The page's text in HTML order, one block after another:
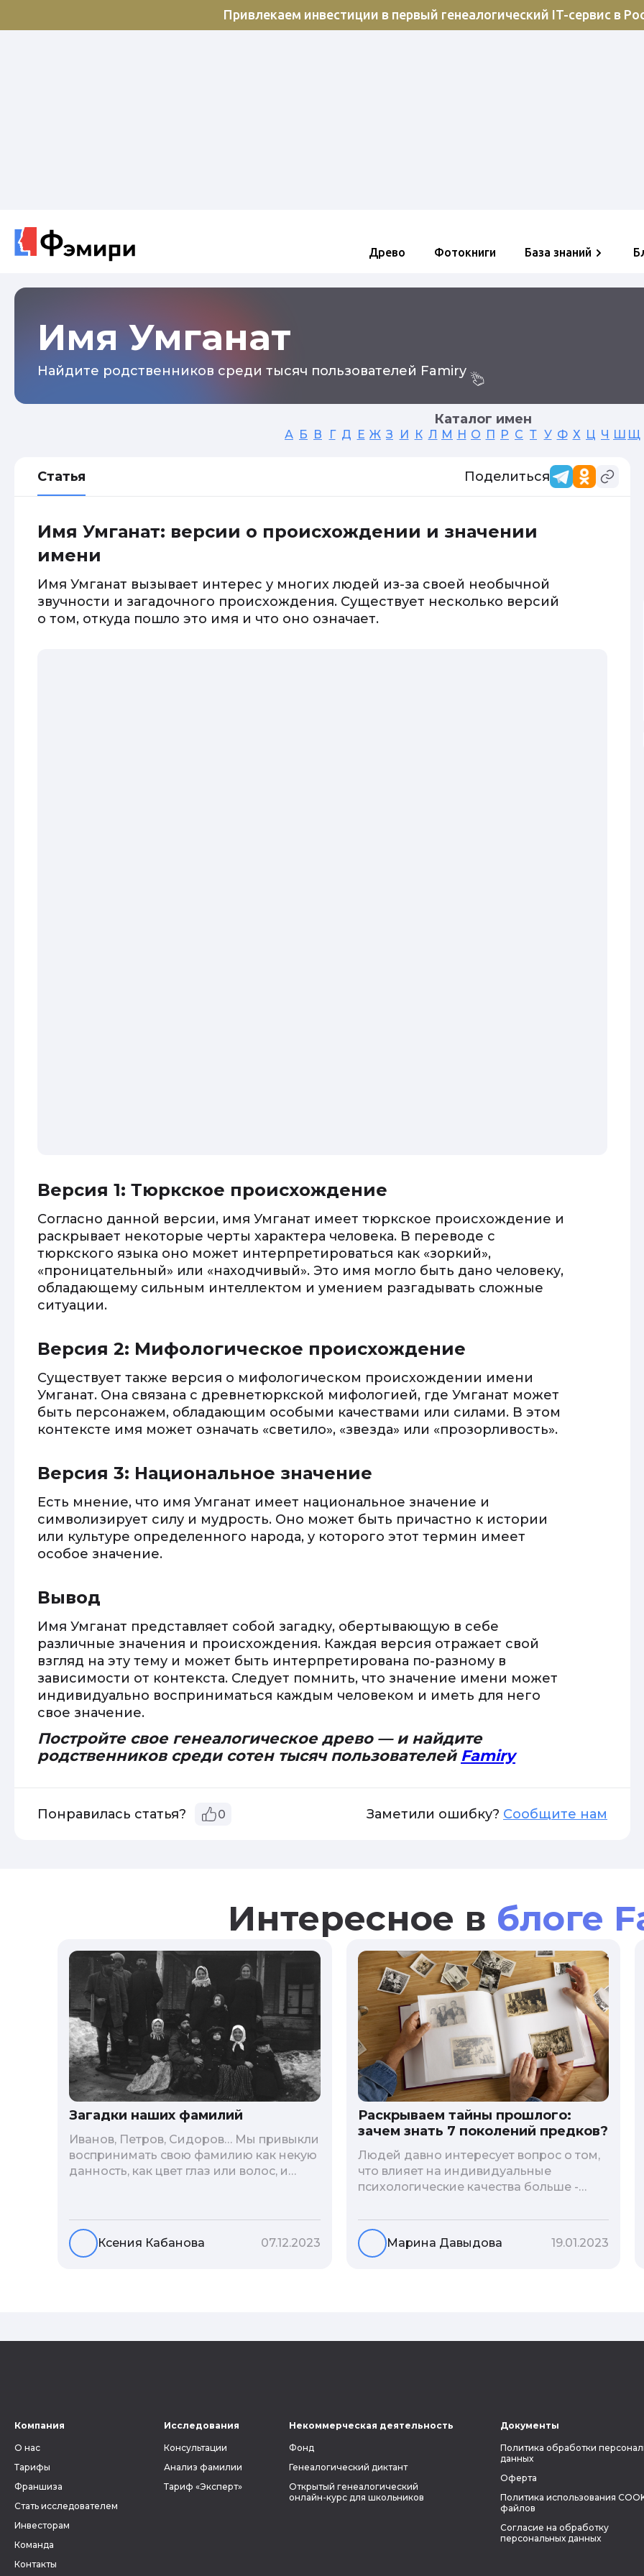
Привлекаем инвестиции в первый генеалогический IT-сервис в
Древо Фотокниги База знаний
Имя Умганат
Найдите родственников среди тысяч пользователей Famiry
Каталог имен
А Б В Г Д Е Ж З И К Л М Н О П Р С Т У Ф Х Ц Ч Ш Щ
Статья Поделиться
Имя Умганат: версии о происхождении и значении
имени
Имя Умганат вызывает интерес у многих людей из-за своей необычной
звучности и загадочного происхождения. Существует несколько версий
о том, откуда пошло это имя и что оно означает.
Версия 1: Тюркское происхождение
Согласно данной версии, имя Умганат имеет тюркское происхождение и
раскрывает некоторые черты характера человека. В переводе с
тюркского языка оно может интерпретироваться как «зоркий»,
«проницательный» или «находчивый». Это имя могло быть дано человеку,
обладающему сильным интеллектом и умением разгадывать сложные
ситуации.
Версия 2: Мифологическое происхождение
Существует также версия о мифологическом происхождении имени
Умганат. Она связана с древнетюркской мифологией, где Умганат может
быть персонажем, обладающим особыми качествами или силами. В этом
контексте имя может означать «светило», «звезда» или «прозорливость».
Версия 3: Национальное значение
Есть мнение, что имя Умганат имеет национальное значение и
символизирует силу и мудрость. Оно может быть причастно к истории
или культуре определенного народа, у которого этот термин имеет
особое значение.
Вывод
Имя Умганат представляет собой загадку, обертывающую в себе
различные значения и происхождения. Каждая версия отражает свой
взгляд на эту тему и может быть интерпретирована по-разному в
зависимости от контекста. Следует помнить, что значение имени может
индивидуально восприниматься каждым человеком и иметь для него
свое значение.
Постройте свое генеалогическое древо — и найдите
родственников среди сотен тысяч пользователей Famiry
Понравилась статья? 0 Заметили ошибку? Сообщите нам
Интересное в блоге
Загадки наших фамилий
Иванов, Петров, Сидоров… Мы привыкли
воспринимать свою фамилию как некую
данность, как цвет глаз или волос, и
неблагозвучной или, наоборот,
«дворянской» фамилией, и какие
секреты она может раскрыть о судьбе
Ксения Кабанова 07.12.2023
Раскрываем тайны прошлого:
зачем знать 7 поколений предков?
Людей давно интересует вопрос о том,
что влияет на индивидуальные
психологические качества больше -
человека. В астрологической практике
существует понятие геноскоп - влияние
семи поколений предков на судьбу
Марина Давыдова 19.01.2023
Компания
О нас
Тарифы
Франшиза
Стать исследователем
Инвесторам
Команда
Контакты
Исследования
Консультации
Анализ фамилии
Тариф «Эксперт»
Некоммерческая деятельность
Фонд
Генеалогический диктант
Открытый генеалогический
онлайн-курс для школьников
Документы
Политика обработки
данных
Оферта
Политика использования
файлов
Согласие на обработку
персональных данных